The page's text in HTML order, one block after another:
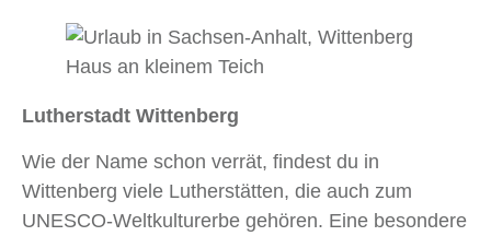
Lutherstadt Wittenberg
Wie der Name schon verrät, findest du in
Wittenberg viele Lutherstätten, die auch zum
UNESCO-Weltkulturerbe gehören. Eine besondere